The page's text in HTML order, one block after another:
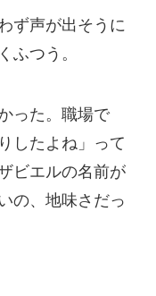
ず声が出そうに
ふつう。
った。職場で
したよね」って
ビエルの名前が
の、地味さだっ